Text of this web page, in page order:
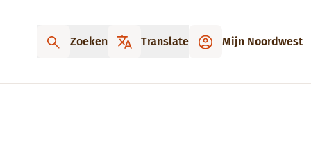
Zoeken Translate Mijn Noordwest